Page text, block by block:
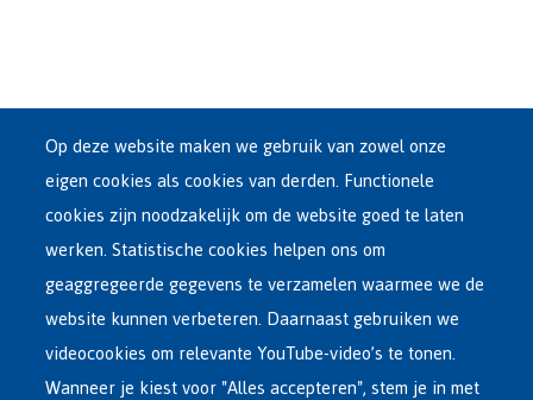
Op deze website maken we gebruik van zowel onze
eigen cookies als cookies van derden. Functionele
cookies zijn noodzakelijk om de website goed te laten
werken. Statistische cookies helpen ons om
geaggregeerde gegevens te verzamelen waarmee we de
website kunnen verbeteren. Daarnaast gebruiken we
videocookies om relevante YouTube-video’s te tonen.
Wanneer je kiest voor "Alles accepteren", stem je in met